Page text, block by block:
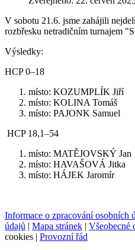
V sobotu 21.6. jsme zahájili
rozbřesku netradičním turnajem
Výsledky:
HCP 0–18
místo: KOZUMPLÍK Jiří
místo: KOLINA Tomáš
místo: PAJONK Samuel
HCP 18,1–54
místo: MATĚJOVSKÝ Jan
místo: HAVAŠOVÁ Jitka
místo: HÁJEK Jaromír
Informace o zpracování osobních
údajů | Mapa stránek | Všeobecné
cookies | Provozní řád